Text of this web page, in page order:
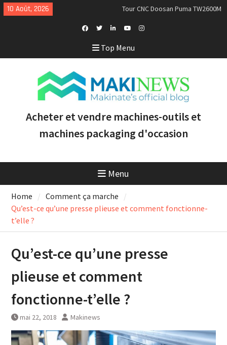
Skip
to
10 Août, 2026
Tour CNC Doosan Puma TW2600M
Nous achetons des tours Mazak
contrôle Smooth et de la
CNC idéal pour augmenter la
productivité et la rentabilité
Facebook
TwitterLinkedin
Profile
Youtube
Top Menu
Acheter et vendre machines-outils et
machines packaging d'occasion
Menu
Home
Comment ça marche
Qu’est-ce qu’une presse plieuse et comment fonctionne-
t’elle ?
Qu’est-ce qu’une presse
plieuse et comment
fonctionne-t’elle ?
mai 22, 2018 Makinews